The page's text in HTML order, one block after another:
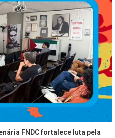
FNDC fortalece luta pela